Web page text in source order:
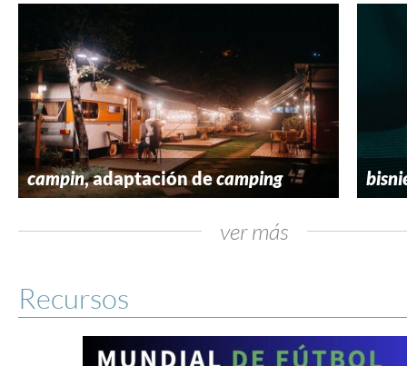
campin, adaptación decamping
ver más
Recursos